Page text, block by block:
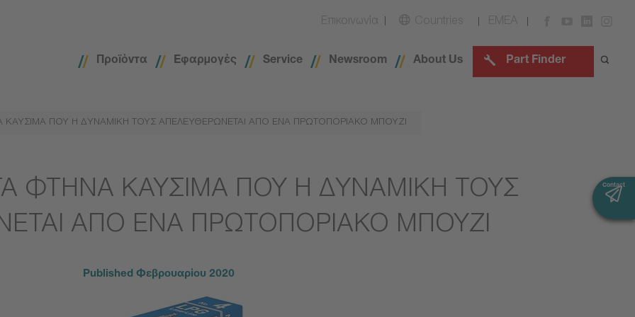
Επικοινωνία Countries EMEA
Προϊόντα Εφαρμογές Service Newsroom About Us Part Finder
ΚΑΥΣΙΜΑ ΠΟΥ Η ΔΥΝΑΜΙΚΗ ΤΟΥΣ ΑΠΕΛΕΥΘΕΡΩΝΕΤΑΙ ΑΠΟ ΕΝΑ ΠΡΩΤΟΠΟΡΙΑΚΟ ΜΠΟΥΖΙ
ΦΤΗΝΑ ΚΑΥΣΙΜΑ ΠΟΥ Η ΔΥΝΑΜΙΚΗ ΤΟΥΣ
ΑΠΟ ΕΝΑ ΠΡΩΤΟΠΟΡΙΑΚΟ ΜΠΟΥΖΙ
Published Φεβρουαρίου 2020
Contact